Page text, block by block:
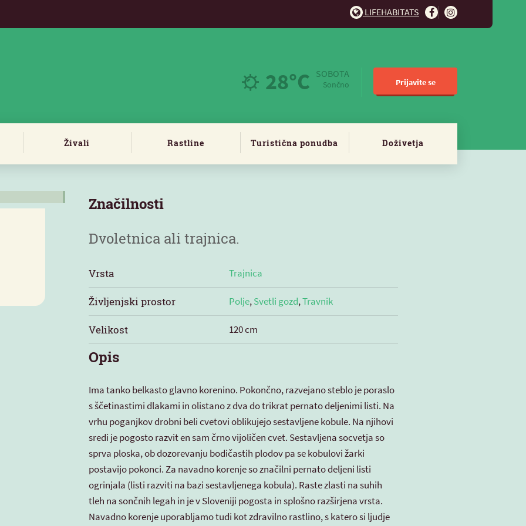
LIFEHABITATS
28°C SOBOTA
Sončno Prijavite se
Živali Rastline Turistična ponudba Doživetja
Značilnosti
Dvoletnica ali trajnica.
Vrsta Trajnica
Življenjski prostor Polje,Svetli gozd,Travnik
Velikost 120 cm
Opis
Ima tanko belkasto glavno korenino. Pokončno, razvejano steblo je poraslo
s ščetinastimi dlakami in olistano z dva do trikrat pernato deljenimi listi. Na
vrhu poganjkov drobni beli cvetovi oblikujejo sestavljene kobule. Na njihovi
sredi je pogosto razvit en sam črno vijoličen cvet. Sestavljena socvetja so
sprva ploska, ob dozorevanju bodičastih plodov pa se kobulovi žarki
postavijo pokonci. Za navadno korenje so značilni pernato deljeni listi
ogrinjala (listi razviti na bazi sestavljenega kobula). Raste zlasti na suhih
tleh na sončnih legah in je v Sloveniji pogosta in splošno razširjena vrsta.
Navadno korenje uporabljamo tudi kot zdravilno rastlino, s katero si ljudje